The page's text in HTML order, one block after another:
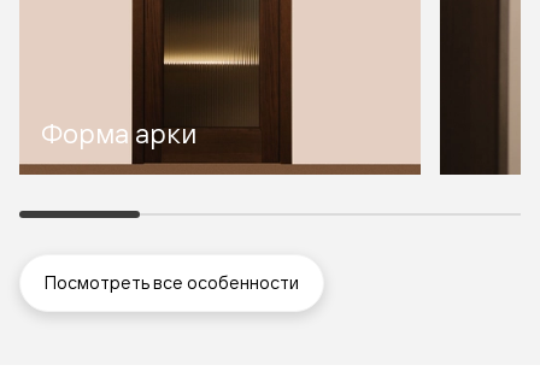
Форма арки
Посмотреть все особенности